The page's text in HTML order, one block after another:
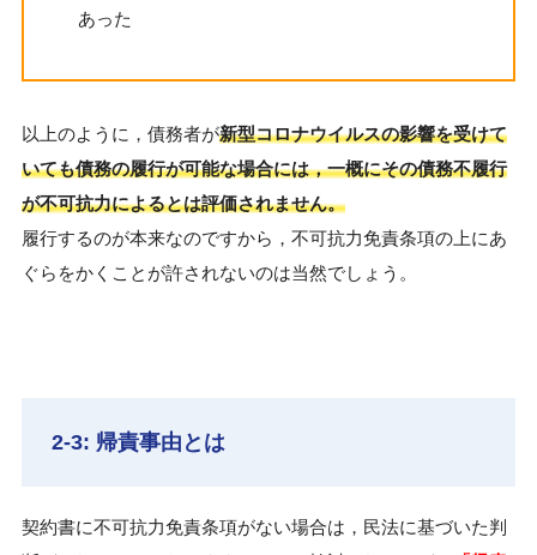
あった
以上のように，債務者が新型コロナウイルスの影響を受けて
いても債務の履行が可能な場合には，一概にその債務不履行
が不可抗力によるとは評価されません。
履行するのが本来なのですから，不可抗力免責条項の上にあ
ぐらをかくことが許されないのは当然でしょう。
2-3: 帰責事由とは
契約書に不可抗力免責条項がない場合は，民法に基づいた判